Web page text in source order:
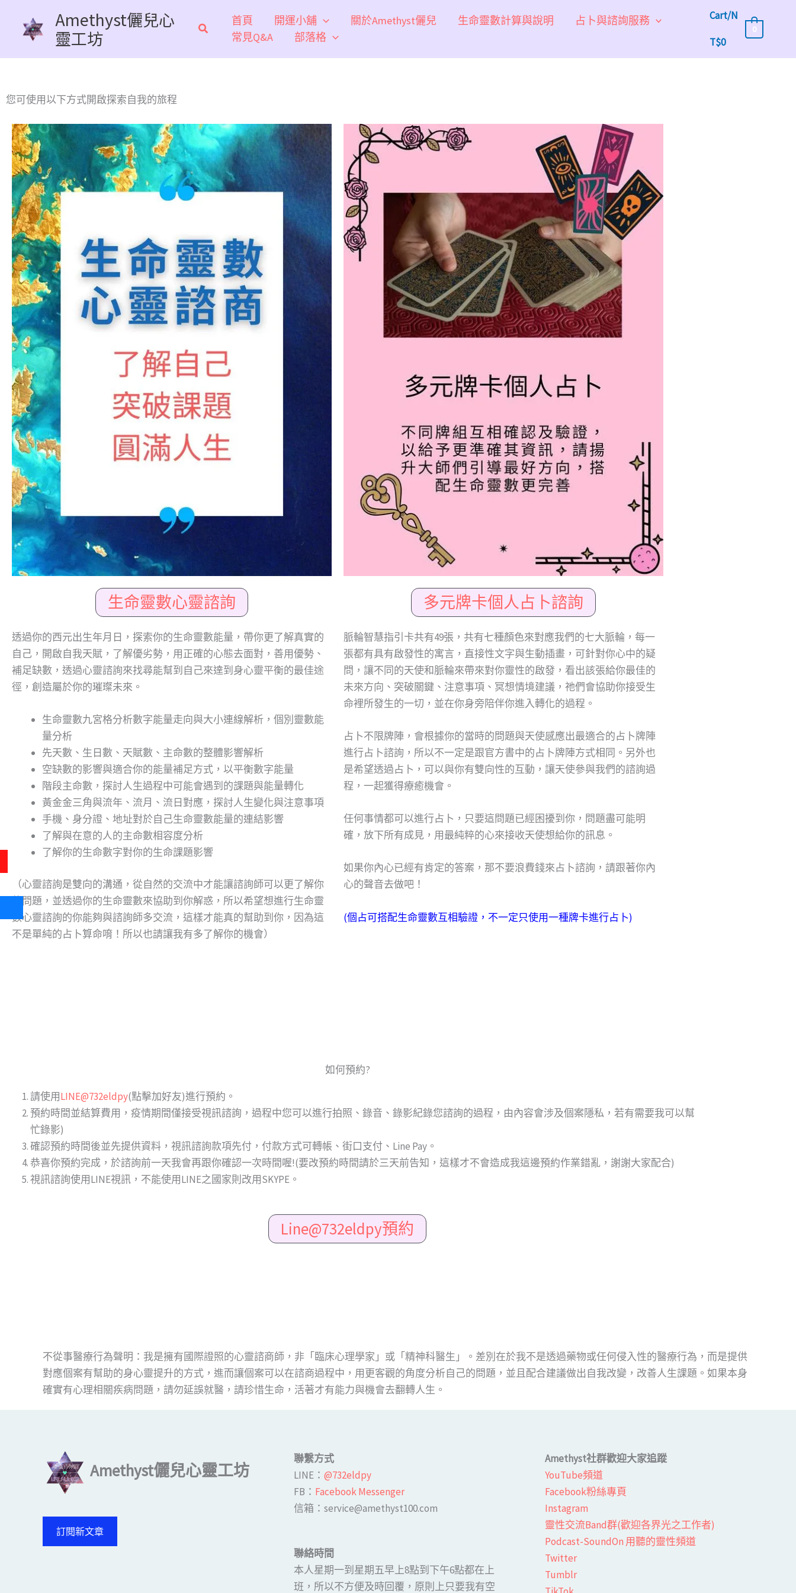
要
Amethyst儷兒心
靈工坊
首頁 開運小舖 關於Amethyst儷兒 生命靈數計算與說明
占卜與諮詢服務
常見Q&A
部落格
Cart/N
T$0
0
您可使用以下方式開啟探索自我的旅程
生命靈數心靈諮詢
透過你的西元出生年月日，探索你的生命靈數能量，帶你更了解真實的
自己，開啟自我天賦，了解優劣勢，用正確的心態去面對，善用優勢、
補足缺數，透過心靈諮詢來找尋能幫到自己來達到身心靈平衡的最佳途
徑，創造屬於你的璀璨未來。
生命靈數九宮格分析數字能量走向與大小連線解析，個別靈數能
量分析
先天數、生日數、天賦數、主命數的整體影響解析
空缺數的影響與適合你的能量補足方式，以平衡數字能量
階段主命數，探討人生過程中可能會遇到的課題與能量轉化
黃金金三角與流年、流月、流日對應，探討人生變化與注意事項
手機、身分證、地址對於自己生命靈數能量的連結影響
了解與在意的人的主命數相容度分析
了解你的生命數字對你的生命課題影響
（心靈諮詢是雙向的溝通，從自然的交流中才能讓諮詢師可以更了解你
的問題，並透過你的生命靈數來協助到你解惑，所以希望想進行生命靈
數心靈諮詢的你能夠與諮詢師多交流，這樣才能真的幫助到你，因為這
不是單純的占卜算命唷！所以也請讓我有多了解你的機會）
多元牌卡個人占卜諮詢
脈輪智慧指引卡共有49張，共有七種顏色來對應我們的七大脈輪，每一
張都有具有啟發性的寓言，直接性文字與生動插畫，可針對你心中的疑
問，讓不同的天使和脈輪來帶來對你靈性的啟發，看出該張給你最佳的
未來方向、突破關鍵、注意事項、冥想情境建議，祂們會協助你接受生
命裡所發生的一切，並在你身旁陪伴你進入轉化的過程。
占卜不限牌陣，會根據你的當時的問題與天使感應出最適合的占卜牌陣
進行占卜諮詢，所以不一定是跟官方書中的占卜牌陣方式相同。另外也
是希望透過占卜，可以與你有雙向性的互動，讓天使參與我們的諮詢過
程，一起獲得療癒機會。
任何事情都可以進行占卜，只要這問題已經困擾到你，問題盡可能明
確，放下所有成見，用最純粹的心來接收天使想給你的訊息。
如果你內心已經有肯定的答案，那不要浪費錢來占卜諮詢，請跟著你內
心的聲音去做吧！
(個占可搭配生命靈數互相驗證，不一定只使用一種牌卡進行占卜)
如何預約?
請使用LINE@732eldpy(點擊加好友)進行預約。
預約時間並結算費用，疫情期間僅接受視訊諮詢，過程中您可以進行拍照、錄音、錄影紀錄您諮詢的過程，由內容會涉及個案隱私，若有需要我可以幫
忙錄影)
確認預約時間後並先提供資料，視訊諮詢款項先付，付款方式可轉帳、街口支付、Line Pay。
恭喜你預約完成，於諮詢前一天我會再跟你確認一次時間喔!(要改預約時間請於三天前告知，這樣才不會造成我這邊預約作業錯亂，謝謝大家配合)
視訊諮詢使用LINE視訊，不能使用LINE之國家則改用SKYPE。
Line@732eldpy預約
不從事醫療行為聲明：我是擁有國際證照的心靈諮商師，非「臨床心理學家」或「精神科醫生」。差別在於我不是透過藥物或任何侵入性的醫療行為，而是提供
對應個案有幫助的身心靈提升的方式，進而讓個案可以在諮商過程中，用更客觀的角度分析自己的問題，並且配合建議做出自我改變，改善人生課題。如果本身
確實有心理相關疾病問題，請勿延誤就醫，請珍惜生命，活著才有能力與機會去翻轉人生。
Amethyst儷兒心靈工坊
訂閱新文章
聯繫方式
LINE​： @732eldpy
FB：​ Facebook Messenger
​​信箱：service@amethyst100.com
聯絡時間
本人星期一到星期五早上8點到下午6點都在上
班，所以不方便及時回覆，原則上只要我有空
Amethyst社群歡迎大家追蹤
YouTube頻道
Facebook粉絲專頁​
Instagram
靈性交流Band群(歡迎各界光之工作者)​
Podcast-SoundOn 用聽的靈性頻道
​Twitter
Tumblr